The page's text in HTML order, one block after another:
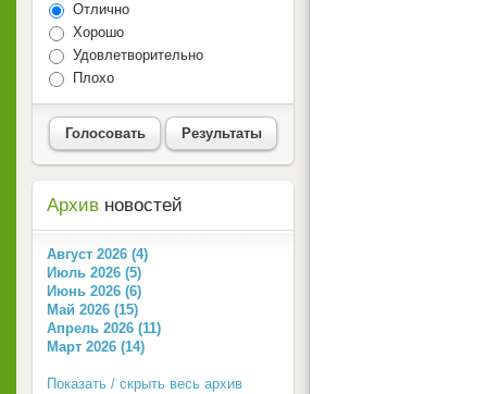
Отлично
Хорошо
Удовлетворительно
Плохо
Голосовать Результаты
Архив новостей
Август 2026 (4)
Июль 2026 (5)
Июнь 2026 (6)
Май 2026 (15)
Апрель 2026 (11)
Март 2026 (14)
Показать / скрыть весь архив